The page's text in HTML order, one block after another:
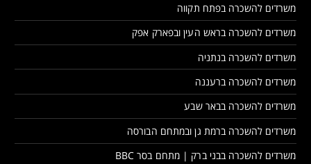
משרדים להשכרה בפתח תקווה
משרדים להשכרה בראש העין ובפארק אפק
משרדים להשכרה בנתניה
משרדים להשכרה ברעננה
משרדים להשכרה בבאר שבע
משרדים להשכרה ברמת גן ובמתחם הבורסה
משרדים להשכרה בבני ברק | מתחם בסר BBC